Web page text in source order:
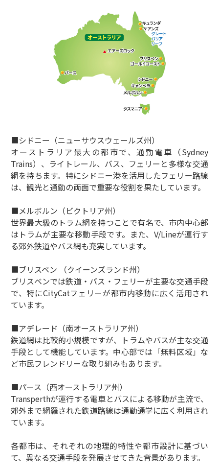
■シドニー（ニューサウスウェールズ州）
オーストラリア最大の都市で、通勤電車（Sydney
Trains）、ライトレール、バス、フェリーと多様な交通
網を持ちます。特にシドニー港を活用したフェリー路線
は、観光と通勤の両面で重要な役割を果たしています。
■メルボルン（ビクトリア州）
世界最大級のトラム網を持つことで有名で、市内中心部
はトラムが主要な移動手段です。また、V/Lineが運行す
る郊外鉄道やバス網も充実しています。
■ブリスベン （クイーンズランド州）
ブリスベンでは鉄道・バス・フェリーが主要な交通手段
で、特にCityCatフェリーが都市内移動に広く活用され
ています。
■アデレード（南オーストラリア州）
鉄道網は比較的小規模ですが、トラムやバスが主な交通
手段として機能しています。中心部では「無料区域」な
ど市民フレンドリーな取り組みもあります。
■パース（西オーストラリア州）
Transperthが運行する電車とバスによる移動が主流で、
郊外まで網羅された鉄道路線は通勤通学に広く利用され
ています。
各都市は、それぞれの地理的特性や都市設計に基づい
て、異なる交通手段を発展させてきた背景があります。